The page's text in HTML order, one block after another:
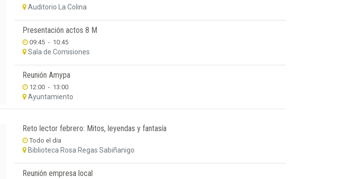
Auditorio La Colina
Presentación actos 8 M
09:45 - 10:45
Sala de Comisiones
Reunión Amypa
12:00 - 13:00
Ayuntamiento
Reto lector febrero: Mitos, leyendas y fantasía
Todo el dia
Biblioteca Rosa Regas Sabiñanigo
Reunión empresa local